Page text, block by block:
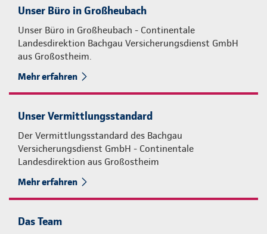
Unser Büro in Großheubach
Unser Büro in Großheubach - Continentale
Landesdirektion Bachgau Versicherungsdienst GmbH
aus Großostheim.
Mehr erfahren
Unser Vermittlungsstandard
Der Vermittlungsstandard des Bachgau
Versicherungsdienst GmbH - Continentale
Landesdirektion aus Großostheim
Mehr erfahren
Das Team